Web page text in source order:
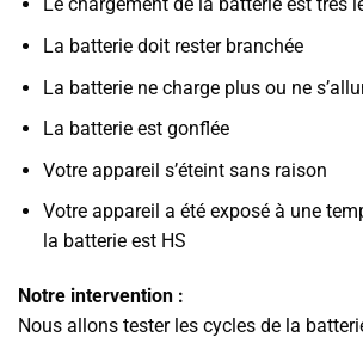
Le chargement de la batterie est très
La batterie doit rester branchée
La batterie ne charge plus ou ne
La batterie est gonflée
Votre appareil s’éteint sans raison
Votre appareil a été exposé à une
la batterie est HS
Notre intervention :
Nous allons tester les cycles de la